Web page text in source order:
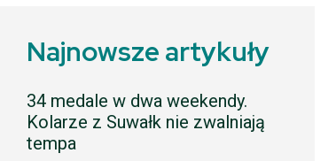
Najnowsze artykuły
34 medale w dwa weekendy.
Kolarze z Suwałk nie zwalniają
tempa